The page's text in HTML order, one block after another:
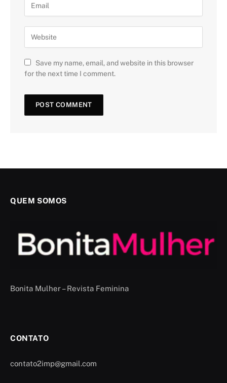
Save my name, email, and website in this browser
for the next time I comment.
QUEM SOMOS
Bonita Mulher – Revista Feminina
CONTATO
contato2imp@gmail.com